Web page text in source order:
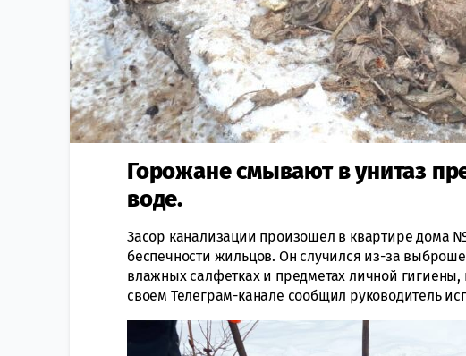
Горожане смывают в унитаз
воде.
Засор канализации произошел в квартире дома
беспечности жильцов. Он случился из-за
влажных салфетках и предметах личной
своем Телеграм-канале сообщил руководитель